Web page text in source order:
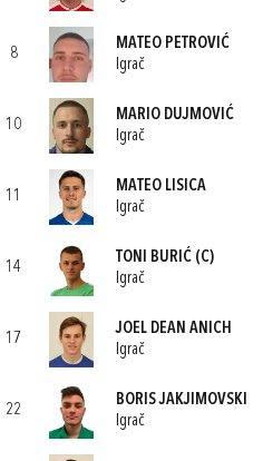
8
MATEO PETROVIĆ
Igrač
10
MARIO DUJMOVIĆ
Igrač
11
MATEO LISICA
Igrač
14
TONI BURIĆ (C)
Igrač
17
JOEL DEAN ANICH
Igrač
22
BORIS JAKJIMOVSKI
Igrač